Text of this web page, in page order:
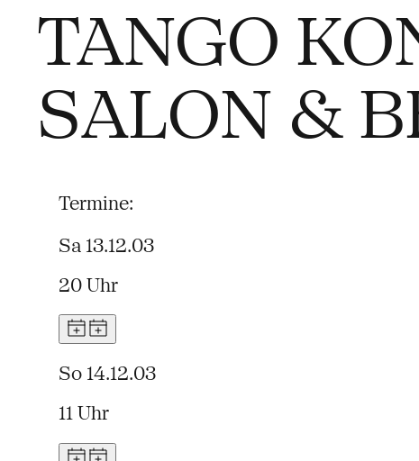
TANGO
SALON &
Termine:
Sa 13.12.03
20 Uhr
So 14.12.03
11 Uhr